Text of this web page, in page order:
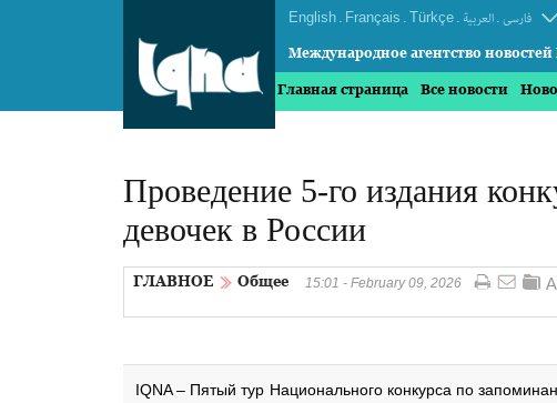
English . Français . Türkçe . العربیة . فارسی
Международное агентство
Главная страница Все новости
Проведение 5-го издания
девочек в России
ГЛАВНОЕ Общее
15:01 - February 09, 2026
IQNA – Пятый тур Национального конкурса по